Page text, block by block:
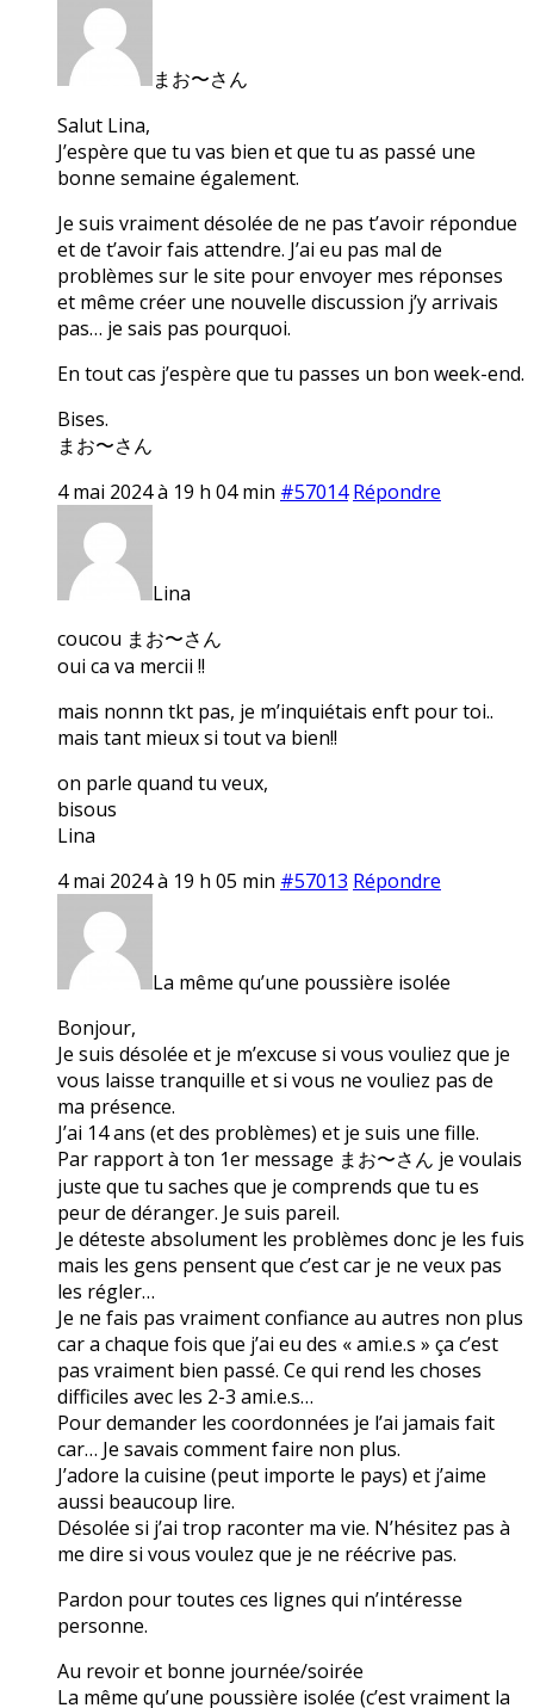
まお〜さん
Salut Lina,
J’espère que tu vas bien et que tu as passé une
bonne semaine également.
Je suis vraiment désolée de ne pas t’avoir répondue
et de t’avoir fais attendre. J’ai eu pas mal de
problèmes sur le site pour envoyer mes réponses
et même créer une nouvelle discussion j’y arrivais
pas… je sais pas pourquoi.
En tout cas j’espère que tu passes un bon week-end.
Bises.
まお〜さん
4 mai 2024 à 19 h 04 min #57014 Répondre
Lina
coucou まお〜さん
oui ca va mercii !!
mais nonnn tkt pas, je m’inquiétais enft pour toi..
mais tant mieux si tout va bien!!
on parle quand tu veux,
bisous
Lina
4 mai 2024 à 19 h 05 min #57013 Répondre
La même qu’une poussière isolée
Bonjour,
Je suis désolée et je m’excuse si vous vouliez que je
vous laisse tranquille et si vous ne vouliez pas de
ma présence.
J’ai 14 ans (et des problèmes) et je suis une fille.
Par rapport à ton 1er message まお〜さん je voulais
juste que tu saches que je comprends que tu es
peur de déranger. Je suis pareil.
Je déteste absolument les problèmes donc je les fuis
mais les gens pensent que c’est car je ne veux pas
les régler…
Je ne fais pas vraiment confiance au autres non plus
car a chaque fois que j’ai eu des « ami.e.s » ça c’est
pas vraiment bien passé. Ce qui rend les choses
difficiles avec les 2-3 ami.e.s…
Pour demander les coordonnées je l’ai jamais fait
car… Je savais comment faire non plus.
J’adore la cuisine (peut importe le pays) et j’aime
aussi beaucoup lire.
Désolée si j’ai trop raconter ma vie. N’hésitez pas à
me dire si vous voulez que je ne réécrive pas.
Pardon pour toutes ces lignes qui n’intéresse
personne.
Au revoir et bonne journée/soirée
La même qu’une poussière isolée (c’est vraiment la